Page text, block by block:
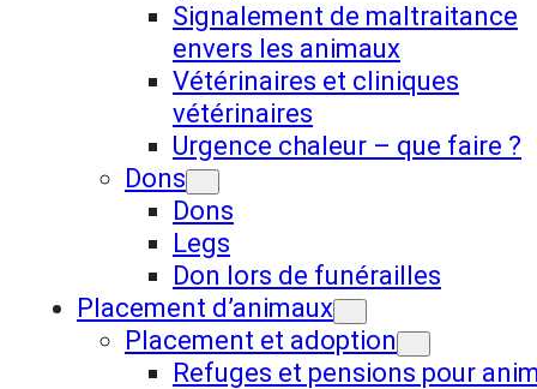
Signalement de maltraitance
envers les animaux
Vétérinaires et cliniques
vétérinaires
Urgence chaleur – que faire ?
Dons
Dons
Legs
Don lors de funérailles
Placement d’animaux
Placement et adoption
Refuges et pensions pour